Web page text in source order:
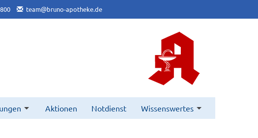
team@bruno-apotheke.de
Aktionen Notdienst Wissenswertes